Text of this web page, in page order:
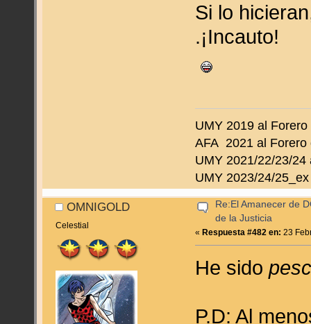
Si lo
.¡Incauto!
UMY 2019 al
AFA 2021 al Forero
UMY 2021/22/23/
UMY 2023/24/
OMNIGOLD
Celestial
Re:El Amanecer de
de la Justicia
«Respuesta #482 en: 23
He sido
P.D: Al